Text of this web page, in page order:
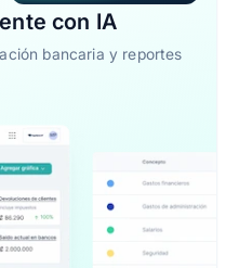
con IA
bancaria y reportes